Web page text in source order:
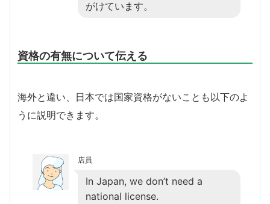
がけています。
資格の有無について伝える
海外と違い、日本では国家資格がないことも以下のよ
うに説明できます。
店員
In Japan, we don’t need a
national license.